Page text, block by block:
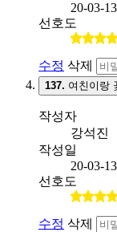
20-03-13
선호도
수정 삭제
137. 여친이랑
작성자
강석진
작성일
20-03-13
선호도
수정 삭제